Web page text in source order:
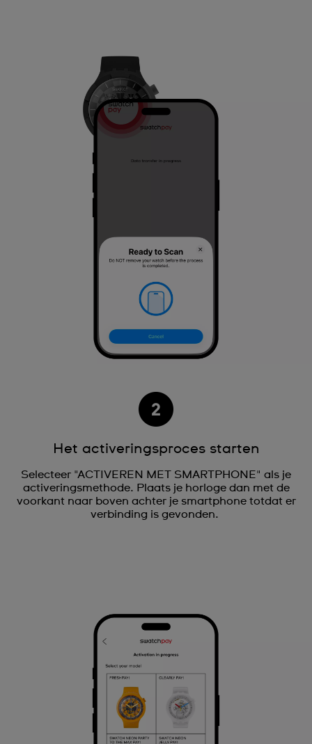
Het activeringsproces starten
Selecteer "ACTIVEREN MET SMARTPHONE" als je
activeringsmethode. Plaats je horloge dan met de
voorkant naar boven achter je smartphone totdat er
verbinding is gevonden.